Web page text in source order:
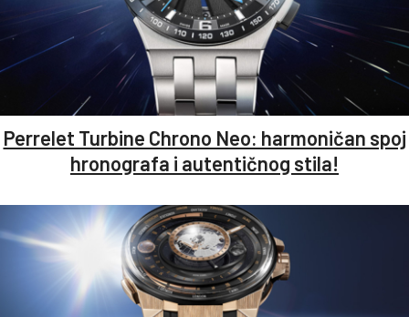
Perrelet Turbine Chrono Neo: harmoničan spoj
hronografa i autentičnog stila!